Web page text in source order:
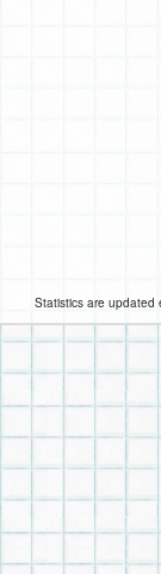
Statistics are updated